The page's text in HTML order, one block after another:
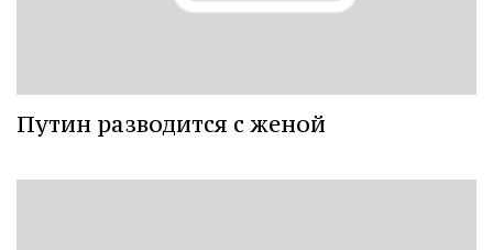
Путин разводится с женой